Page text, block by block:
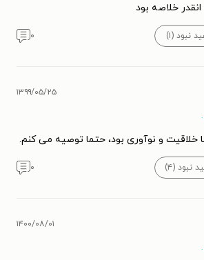
خلاصه بود
نبود (۱) ۰
۱۳۹۹/۰۵/۲۵
خلاقیت و نوآوری بود، حتما توصیه می کنم.
نبود (۴) ۰
۱۴۰۰/۰۸/۰۱